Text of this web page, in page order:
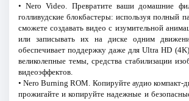
• Nero Video. Превратите ваши домашние
голливудские блокбастеры: используя полный
сможете создавать видео с изумительной
или записывать их на диске одним
обеспечивает поддержку даже для Ultra HD
великолепные темы, средства стабилизации
видеоэффектов.
• Nero Burning ROM. Копируйте аудио компакт-
прожигайте и копируйте надежные и